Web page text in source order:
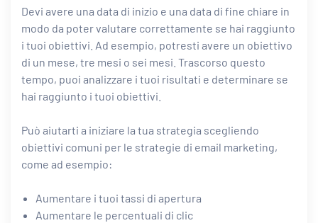
Devi avere una data di inizio e una data di fine chiare in
modo da poter valutare correttamente se hai raggiunto
i tuoi obiettivi. Ad esempio, potresti avere un obiettivo
di un mese, tre mesi o sei mesi. Trascorso questo
tempo, puoi analizzare i tuoi risultati e determinare se
hai raggiunto i tuoi obiettivi.
Può aiutarti a iniziare la tua strategia scegliendo
obiettivi comuni per le strategie di email marketing,
come ad esempio:
Aumentare i tuoi tassi di apertura
Aumentare le percentuali di clic